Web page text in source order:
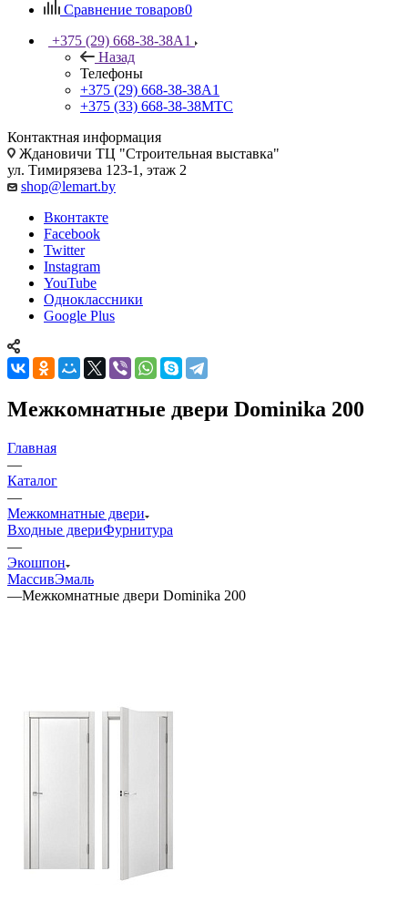
Сравнение товаров0
+375 (29) 668-38-38A1
Назад
Телефоны
+375 (29) 668-38-38A1
+375 (33) 668-38-38МТС
Контактная информация
Ждановичи ТЦ "Строительная выставка"
ул. Тимирязева 123-1, этаж 2
shop@lemart.by
Вконтакте
Facebook
Twitter
Instagram
YouTube
Одноклассники
Google Plus
Межкомнатные двери Dominika 200
Главная
—
Каталог
—
Межкомнатные двери
Входные двериФурнитура
—
Экошпон
МассивЭмаль
—Межкомнатные двери Dominika 200